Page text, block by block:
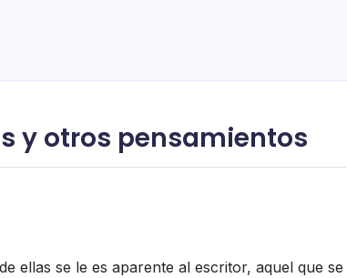
y otros pensamientos
ellas se le es aparente al escritor, aquel que se